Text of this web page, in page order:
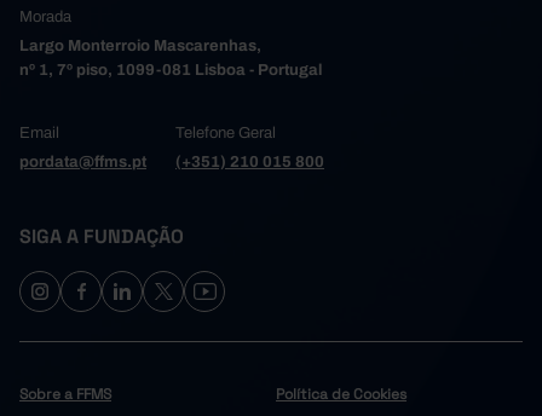
Morada
Largo Monterroio Mascarenhas,
nº 1, 7º piso, 1099-081 Lisboa - Portugal
Email
pordata@ffms.pt
Telefone Geral
(+351) 210 015 800
SIGA A FUNDAÇÃO
Sobre a FFMS Política de Cookies